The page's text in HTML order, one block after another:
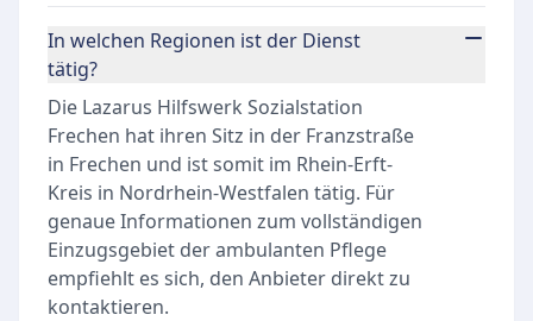
In welchen Regionen ist der Dienst
tätig?
Die Lazarus Hilfswerk Sozialstation
Frechen hat ihren Sitz in der Franzstraße
in Frechen und ist somit im Rhein-Erft-
Kreis in Nordrhein-Westfalen tätig. Für
genaue Informationen zum vollständigen
Einzugsgebiet der ambulanten Pflege
empfiehlt es sich, den Anbieter direkt zu
kontaktieren.